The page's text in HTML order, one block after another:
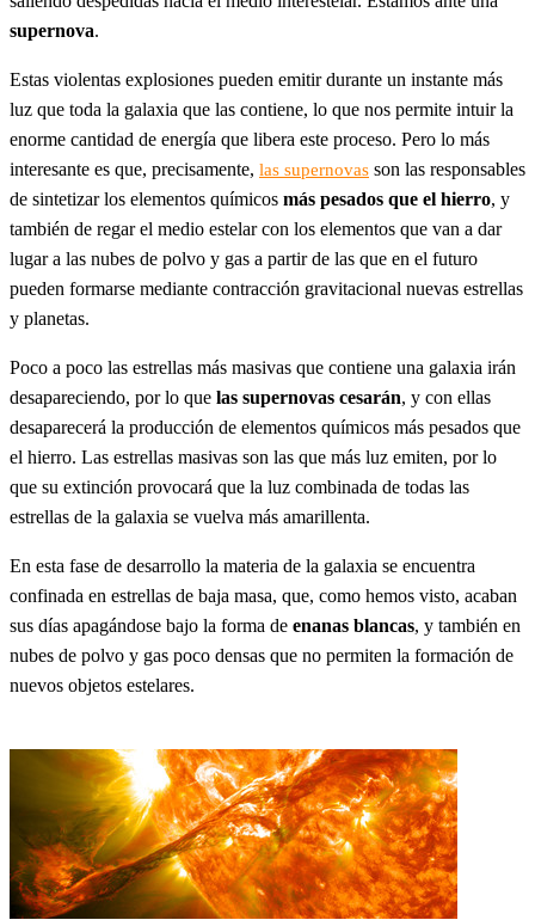
supernova.
Estas violentas explosiones pueden emitir durante un instante más
luz que toda la galaxia que las contiene, lo que nos permite intuir la
enorme cantidad de energía que libera este proceso. Pero lo más
interesante es que, precisamente, las supernovas son las responsables
de sintetizar los elementos químicos más pesados que el hierro, y
también de regar el medio estelar con los elementos que van a dar
lugar a las nubes de polvo y gas a partir de las que en el futuro
pueden formarse mediante contracción gravitacional nuevas estrellas
y planetas.
Poco a poco las estrellas más masivas que contiene una galaxia irán
desapareciendo, por lo que las supernovas cesarán, y con ellas
desaparecerá la producción de elementos químicos más pesados que
el hierro. Las estrellas masivas son las que más luz emiten, por lo
que su extinción provocará que la luz combinada de todas las
estrellas de la galaxia se vuelva más amarillenta.
En esta fase de desarrollo la materia de la galaxia se encuentra
confinada en estrellas de baja masa, que, como hemos visto, acaban
sus días apagándose bajo la forma de enanas blancas, y también en
nubes de polvo y gas poco densas que no permiten la formación de
nuevos objetos estelares.